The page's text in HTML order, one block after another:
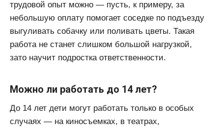
трудовой опыт можно — пусть, к примеру, за
небольшую оплату помогает соседке по подъезду
выгуливать собачку или поливать цветы. Такая
работа не станет слишком большой нагрузкой,
зато научит подростка ответственности.
Можно ли работать до 14 лет?
До 14 лет дети могут работать только в особых
случаях — на киносъемках, в театрах,